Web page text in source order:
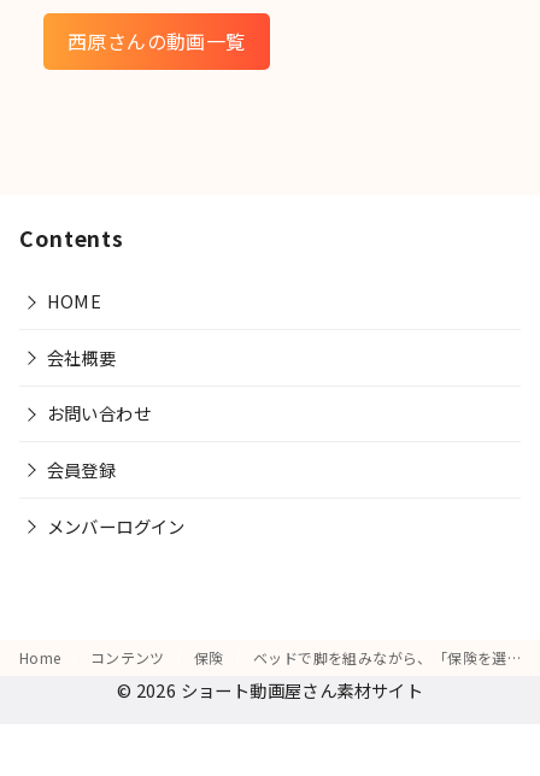
西原さんの動画一覧
Contents
HOME
会社概要
お問い合わせ
会員登録
メンバーログイン
Home コンテンツ 保険 ベッドで脚を組みながら、「保険を選んで良かった」と安堵する表情
© 2026 ショート動画屋さん素材サイト